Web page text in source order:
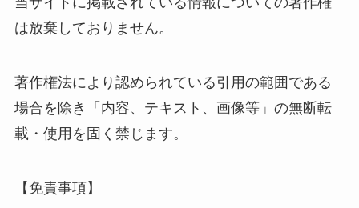
は放棄しておりません。
著作権法により認められている引用の範囲である
場合を除き「内容、テキスト、画像等」の無断転
載・使用を固く禁じます。
【免責事項】